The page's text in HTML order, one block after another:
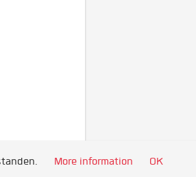
More information OK